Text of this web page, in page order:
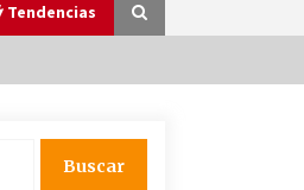
Tendencias
extremo en gran